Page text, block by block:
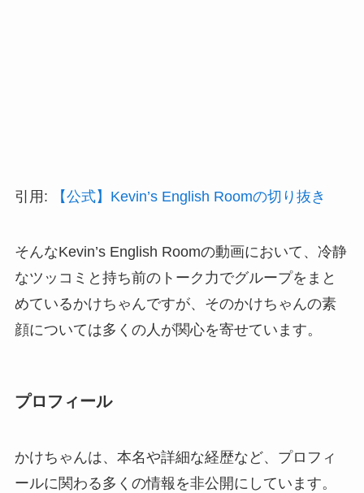
引用: 【公式】Kevin’s English Roomの切り抜き
そんなKevin’s English Roomの動画において、冷静
なツッコミと持ち前のトーク力でグループをまと
めているかけちゃんですが、そのかけちゃんの素
顔については多くの人が関心を寄せています。
プロフィール
かけちゃんは、本名や詳細な経歴など、プロフィ
ールに関わる多くの情報を非公開にしています。